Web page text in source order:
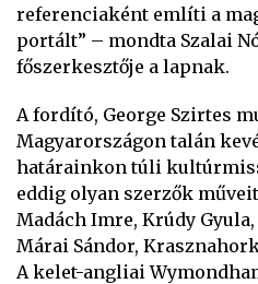
referenciaként említi a
portált” – mondta Szalai
főszerkesztője a lapnak.
A fordító, George Szirtes
Magyarországon talán
határainkon túli
eddig olyan szerzők
Madách Imre, Krúdy Gyula,
Márai Sándor,
A kelet-angliai